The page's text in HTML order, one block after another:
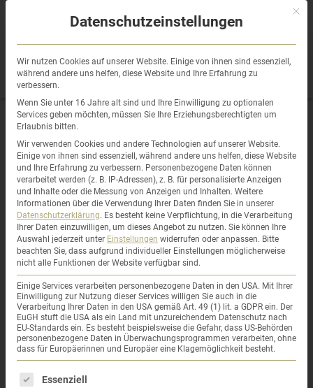
Sprung
Aktuell
Was du als Immobilienerkäufer
tun solltest,
um zeitnah und zu einem guten
Erlös zu verkaufen.
Mit
Datenschutzeinstellungen
Wir nutzen Cookies auf unserer Website. Einige von ihnen sind essenziell,
während andere uns helfen, diese Website und Ihre Erfahrung zu
verbessern.
Wenn Sie unter 16 Jahre alt sind und Ihre Einwilligung zu optionalen
Services geben möchten, müssen Sie Ihre Erziehungsberechtigten um
Erlaubnis bitten.
Wir verwenden Cookies und andere Technologien auf unserer Website.
Einige von ihnen sind essenziell, während andere uns helfen, diese Website
und Ihre Erfahrung zu verbessern. Personenbezogene Daten können
verarbeitet werden (z. B. IP-Adressen), z. B. für personalisierte Anzeigen
und Inhalte oder die Messung von Anzeigen und Inhalten. Weitere
Informationen über die Verwendung Ihrer Daten finden Sie in unserer
Datenschutzerklärung. Es besteht keine Verpflichtung, in die Verarbeitung
Ihrer Daten einzuwilligen, um dieses Angebot zu nutzen. Sie können Ihre
Auswahl jederzeit unter Einstellungen widerrufen oder anpassen. Bitte
beachten Sie, dass aufgrund individueller Einstellungen möglicherweise
nicht alle Funktionen der Website verfügbar sind.
Einige Services verarbeiten personenbezogene Daten in den USA. Mit Ihrer
Einwilligung zur Nutzung dieser Services willigen Sie auch in die
Verarbeitung Ihrer Daten in den USA gemäß Art. 49 (1) lit. a GDPR ein. Der
EuGH stuft die USA als ein Land mit unzureichendem Datenschutz nach
EU-Standards ein. Es besteht beispielsweise die Gefahr, dass US-Behörden
personenbezogene Daten in Überwachungsprogrammen verarbeiten, ohne
dass für Europäerinnen und Europäer eine Klagemöglichkeit besteht.
Es folgt eine Liste der Service-Gruppen, für die eine
Essenziell